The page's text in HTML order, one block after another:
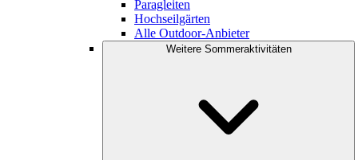
Paragleiten
Hochseilgärten
Alle Outdoor-Anbieter
Weitere Sommeraktivitäten